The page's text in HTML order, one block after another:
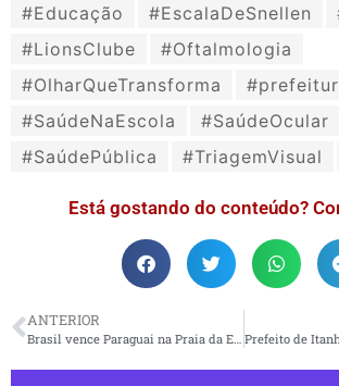
#Educação
#EscalaDeSnellen
#LionsClube
#Oftalmologia
#OlharQueTransforma
#SaúdeNaEscola
#SaúdeOcular
#SaúdePública
#TriagemVisual
Está gostando do conteúdo?
ANTERIOR